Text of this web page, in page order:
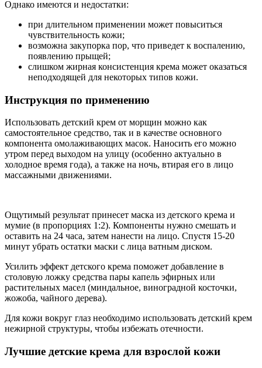
Однако имеются и недостатки:
при длительном применении может повыситься
чувствительность кожи;
возможна закупорка пор, что приведет к воспалению,
появлению прыщей;
слишком жирная консистенция крема может оказаться
неподходящей для некоторых типов кожи.
Инструкция по применению
Использовать детский крем от морщин можно как
самостоятельное средство, так и в качестве основного
компонента омолаживающих масок. Наносить его можно
утром перед выходом на улицу (особенно актуально в
холодное время года), а также на ночь, втирая его в лицо
массажными движениями.
Ощутимый результат принесет маска из детского крема и
мумие (в пропорциях 1:2). Компоненты нужно смешать и
оставить на 24 часа, затем нанести на лицо. Спустя 15-20
минут убрать остатки маски с лица ватным диском.
Усилить эффект детского крема поможет добавление в
столовую ложку средства пары капель эфирных или
растительных масел (миндальное, виноградной косточки,
жожоба, чайного дерева).
Для кожи вокруг глаз необходимо использовать детский крем
нежирной структуры, чтобы избежать отечности.
Лучшие детские крема для взрослой кожи